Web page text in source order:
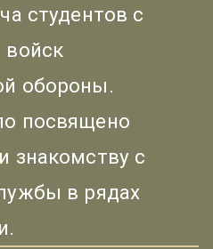
студентов с
войск
обороны.
посвящено
знакомству с
в рядах